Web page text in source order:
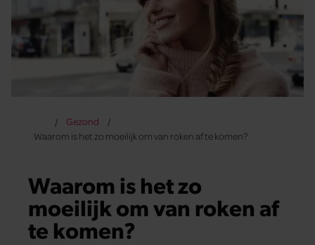
Gezond
Waarom is het zo moeilijk om van roken af te komen?
Waarom is het zo
moeilijk om van roken af
te komen?